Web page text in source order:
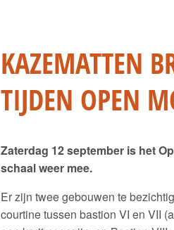
KAZEMATTEN
TIJDEN OPEN
Zaterdag 12 september is het
schaal weer mee.
Er zijn twee gebouwen te
courtine tussen bastion VI en VII